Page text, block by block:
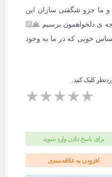
و ما جزو شگفتی سازان این
ی دلخواهمون برسیم 🙏🏻
خوبی که در ما به وجود
کلیک کنید.
★★★★★
برای پاسخ دادن وارد شوید
افزودن به علاقه مندی